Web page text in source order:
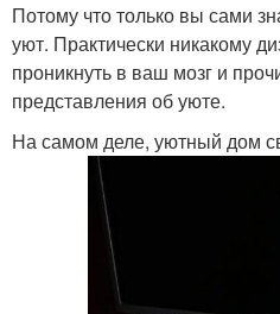
Потому что только вы сами
уют. Практически никакому
проникнуть в ваш мозг и
представления об уюте.
На самом деле, уютный дом